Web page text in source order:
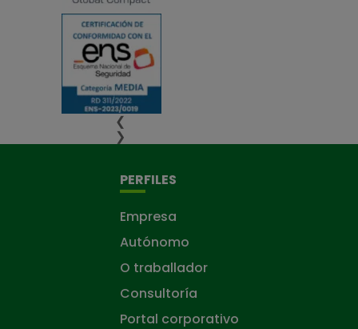
❮
❯
PERFILES
Empresa
Autónomo
O traballador
Consultoría
Portal corporativo